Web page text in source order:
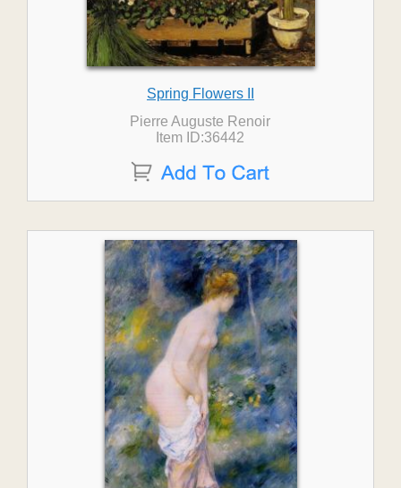
Spring Flowers II
Pierre Auguste Renoir
Item ID:36442